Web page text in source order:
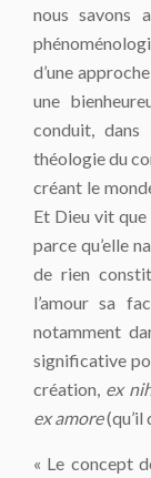
nous savons
d’une
une
conduit,
théologie du
créant le
Et Dieu vit
parce qu’elle
de rien
l’amour sa
notamment
significative
création, ex
ex amore(qu’il
« Le concept